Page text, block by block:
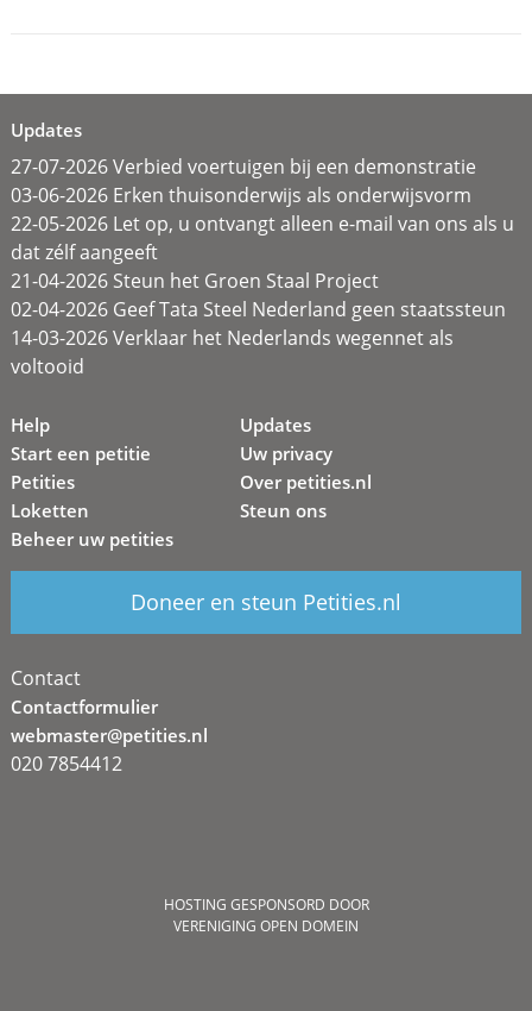
Updates
27-07-2026 Verbied voertuigen bij een demonstratie
03-06-2026 Erken thuisonderwijs als onderwijsvorm
22-05-2026 Let op, u ontvangt alleen e-mail van ons als u
dat zélf aangeeft
21-04-2026 Steun het Groen Staal Project
02-04-2026 Geef Tata Steel Nederland geen staatssteun
14-03-2026 Verklaar het Nederlands wegennet als
voltooid
Help
Start een petitie
Petities
Loketten
Beheer uw petities
Updates
Uw privacy
Over petities.nl
Steun ons
Doneer en steun Petities.nl
Contact
Contactformulier
webmaster@petities.nl
020 7854412
HOSTING GESPONSORD DOOR
VERENIGING OPEN DOMEIN